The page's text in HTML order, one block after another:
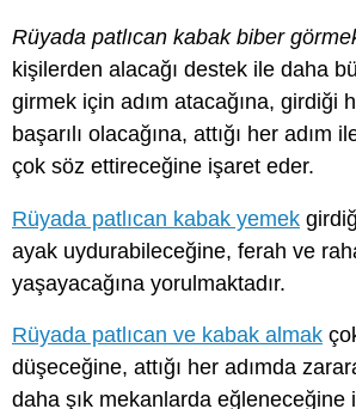
Rüyada patlıcan kabak biber
kişilerden alacağı destek ile daha
girmek için adım atacağına, girdiği
başarılı olacağına, attığı her adım
çok söz ettireceğine işaret eder.
Rüyada patlıcan kabak yemek
ayak uydurabileceğine, ferah ve
yaşayacağına yorulmaktadır.
Rüyada patlıcan ve kabak almak
düşeceğine, attığı her adımda
daha şık mekanlarda eğleneceğine